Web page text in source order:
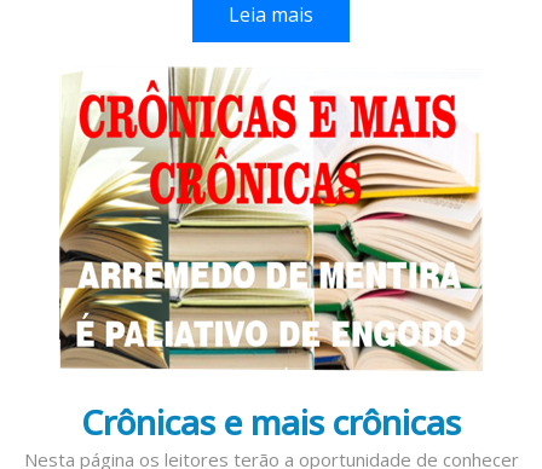
Leia mais
Crônicas e mais crônicas
Nesta página os leitores terão a oportunidade de conhecer